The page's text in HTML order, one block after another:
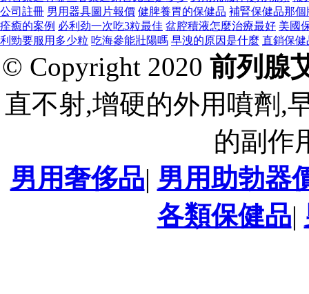
公司註冊 男用器具圖片報價 健脾養胃的保健品 補腎保健品那個
痊癒的案例 必利劲一次吃3粒最佳 盆腔積液怎麼治療最好 美國
利勁要服用多少粒 吃海參能壯陽嗎 早洩的原因是什麼 直銷保健
© Copyright 2020 前列腺
直不射,增硬的外用噴劑,
的副作
男用奢侈品| 男用助勃器
各類保健品|